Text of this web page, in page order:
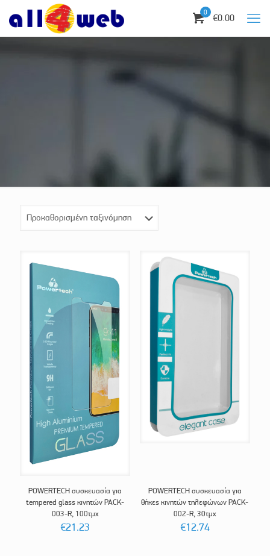
0 €0.00
POWERTECH συσκευασία για
tempered glass κινητών PACK-
003-R, 100τμχ
€21.23
POWERTECH συσκευασία για
θήκες κινητών τηλεφώνων PACK-
002-R, 30τμχ
€12.74